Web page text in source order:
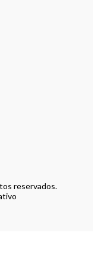
reservados.